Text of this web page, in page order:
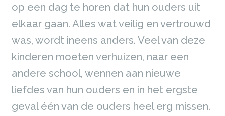
op een dag te horen dat hun ouders uit
elkaar gaan. Alles wat veilig en vertrouwd
was, wordt ineens anders. Veel van deze
kinderen moeten verhuizen, naar een
andere school, wennen aan nieuwe
liefdes van hun ouders en in het ergste
geval één van de ouders heel erg missen.